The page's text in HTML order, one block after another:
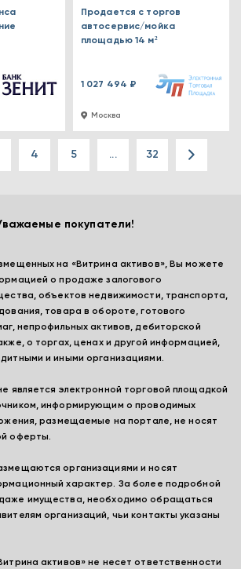
Москва
Продается с торгов
автосервис/мойка
площадью 14 м²
1 027 494 ₽
4 5 ... 32
покупатели!
на «Витрина активов», Вы можете
о продаже залогового
объектов недвижимости, транспорта,
товара в обороте, готового
непрофильных активов, дебиторской
о торгах, ценах и другой информацией,
и иными организациями.
является электронной торговой площадкой
информирующим о проводимых
размещаемые на портале, не носят
оферты.
организациями и носят
характер. За более подробной
имущества, необходимо обращаться
организаций, чьи контакты указаны
активов» не несет ответственности